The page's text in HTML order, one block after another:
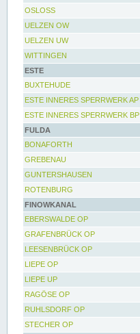
OSLOSS
UELZEN OW
UELZEN UW
WITTINGEN
ESTE
BUXTEHUDE
ESTE INNERES SPERRWERK AP
ESTE INNERES SPERRWERK BP
FULDA
BONAFORTH
GREBENAU
GUNTERSHAUSEN
ROTENBURG
FINOWKANAL
EBERSWALDE OP
GRAFENBRÜCK OP
LEESENBRÜCK OP
LIEPE OP
LIEPE UP
RAGÖSE OP
RUHLSDORF OP
STECHER OP